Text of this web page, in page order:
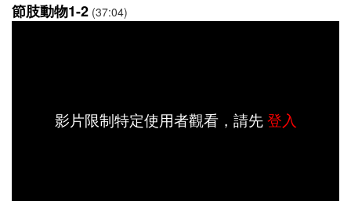
節肢動物1-2 (37:04)
影片限制特定使用者觀看，請先登入